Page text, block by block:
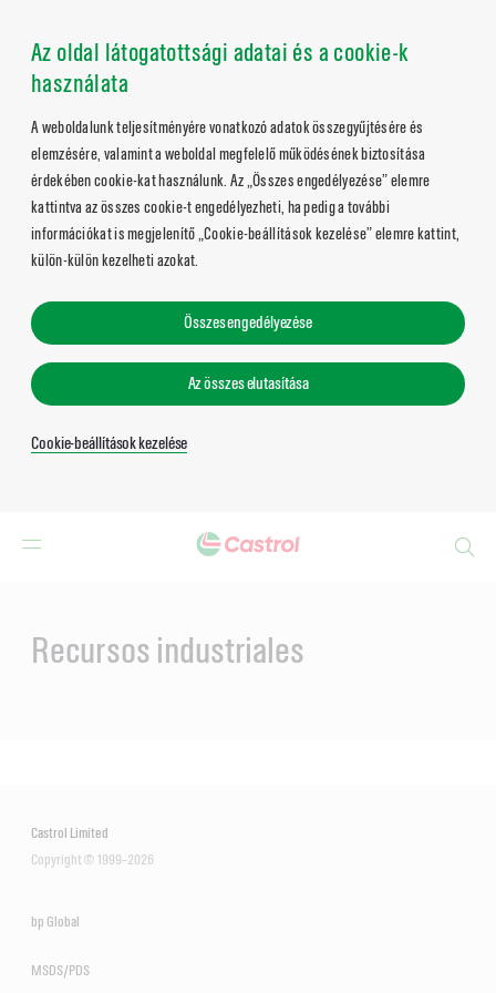
Az oldal látogatottsági adatai és a cookie-k
használata
A weboldalunk teljesítményére vonatkozó adatok összegyűjtésére és
elemzésére, valamint a weboldal megfelelő működésének biztosítása
érdekében cookie-kat használunk. Az „Összes engedélyezése” elemre
kattintva az összes cookie-t engedélyezheti, ha pedig a további
információkat is megjelenítő „Cookie-beállítások kezelése” elemre kattint,
külön-külön kezelheti azokat.
Összes engedélyezése
Az összes elutasítása
Cookie-beállítások kezelése
Recursos industriales
Castrol Limited
Copyright © 1999–2026
bp Global
MSDS/PDS